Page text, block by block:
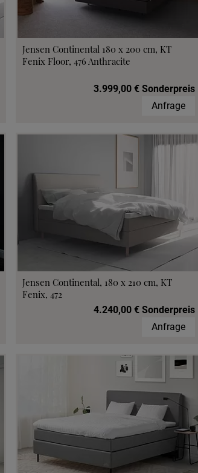
Jensen Continental 180 x 200 cm, KT
Fenix Floor, 476 Anthracite
3.999,00 € Sonderpreis
Anfrage
Jensen Continental, 180 x 210 cm, KT
Fenix, 472
4.240,00 € Sonderpreis
Anfrage